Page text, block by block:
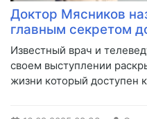
Доктор Мясников
главным секретом
Известный врач и
своем выступлении
жизни который доступен